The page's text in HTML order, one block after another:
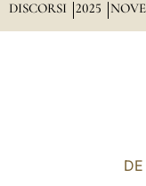
DISCORSI 2025
DE